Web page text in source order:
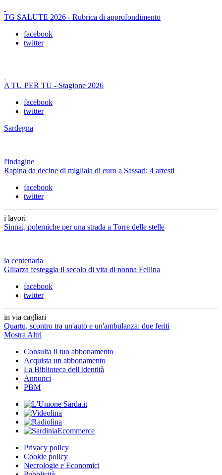
TG SALUTE 2026 - Rubrica di approfondimento
facebook
twitter
A TU PER TU - Stagione 2026
facebook
twitter
Sardegna
l'indagine
Rapina da decine di migliaia di euro a Sassari: 4 arresti
facebook
twitter
i lavori
Sinnai, polemiche per una strada a Torre delle stelle
la centenaria
Glilarza festeggia il secolo di vita di nonna Fellina
facebook
twitter
in via cagliari
Quartu, scontro tra un'auto e un'ambulanza: due feriti
Mostra Altri
Consulta il tuo abbonamento
Acquista un abbonamento
La Biblioteca dell'Identità
Annunci
PBM
Privacy policy
Cookie policy
Necrologie e Economici